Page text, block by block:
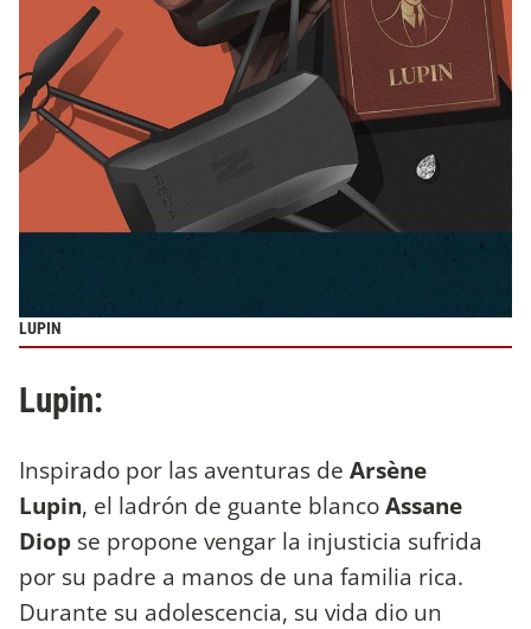
LUPIN
Lupin:
Inspirado por las aventuras de Arsène
Lupin, el ladrón de guante blancoAssane
Diop se propone vengar la injusticia sufrida
por su padre a manos de una familia rica.
Durante su adolescencia, su vida dio un